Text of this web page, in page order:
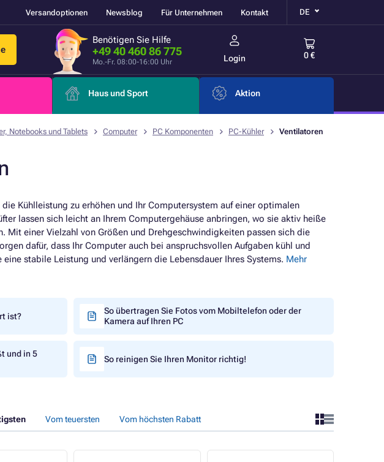
Versandoptionen Newsblog Für Unternehmen Kontakt DE
Benötigen Sie Hilfe
+49 40 460 86 775
Mo.-Fr. 08:00-16:00 Uhr Login 0 €
Haus und Sport Aktion
Notebooks und Tablets Computer PC Komponenten PC-Kühler Ventilatoren
Kühlleistung zu erhöhen und Ihr Computersystem auf einer optimalen
lassen sich leicht an Ihrem Computergehäuse anbringen, wo sie aktiv heiße
Mit einer Vielzahl von Größen und Drehgeschwindigkeiten passen sich die
dafür, dass Ihr Computer auch bei anspruchsvollen Aufgaben kühl und
stabile Leistung und verlängern die Lebensdauer Ihres Systems. Mehr
ist?
So übertragen Sie Fotos vom Mobiltelefon oder der
Kamera auf Ihren PC
und in 5
So reinigen Sie Ihren Monitor richtig!
Vom teuersten Vom höchsten Rabatt